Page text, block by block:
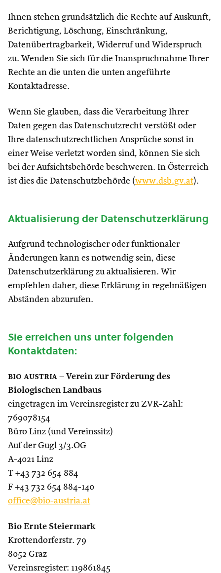
Ihnen stehen grundsätzlich die Rechte auf Auskunft,
Berichtigung, Löschung, Einschränkung,
Datenübertragbarkeit, Widerruf und Widerspruch
zu. Wenden Sie sich für die Inanspruchnahme Ihrer
Rechte an die unten die unten angeführte
Kontaktadresse.
Wenn Sie glauben, dass die Verarbeitung Ihrer
Daten gegen das Datenschutzrecht verstößt oder
Ihre datenschutzrechtlichen Ansprüche sonst in
einer Weise verletzt worden sind, können Sie sich
bei der Aufsichtsbehörde beschweren. In Österreich
ist dies die Datenschutzbehörde (www.dsb.gv.at).
Aktualisierung der Datenschutzerklärung
Aufgrund technologischer oder funktionaler
Änderungen kann es notwendig sein, diese
Datenschutzerklärung zu aktualisieren. Wir
empfehlen daher, diese Erklärung in regelmäßigen
Abständen abzurufen.
Sie erreichen uns unter folgenden
Kontaktdaten:
bio austria – Verein zur Förderung des
Biologischen Landbaus
eingetragen im Vereinsregister zu ZVR-Zahl:
769078154
Büro Linz (und Vereinssitz)
Auf der Gugl 3/3.OG
A-4021 Linz
T +43 732 654 884
F +43 732 654 884-140
office@bio-austria.at
Bio Ernte Steiermark
Krottendorferstr. 79
8052 Graz
Vereinsregister: 119861845